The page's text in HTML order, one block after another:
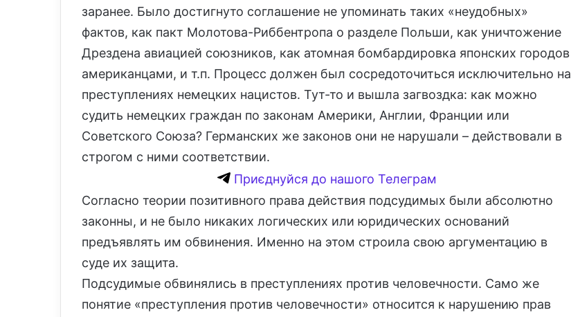
заранее. Было достигнуто соглашение не упоминать таких «неудобных»
фактов, как пакт Молотова-Риббентропа о разделе Польши, как уничтожение
Дрездена авиацией союзников, как атомная бомбардировка японских городов
американцами, и т.п. Процесс должен был сосредоточиться исключительно на
преступлениях немецких нацистов. Тут-то и вышла загвоздка: как можно
судить немецких граждан по законам Америки, Англии, Франции или
Советского Союза? Германских же законов они не нарушали – действовали в
строгом с ними соответствии.
Приєднуйся до нашого Телеграм
Согласно теории позитивного права действия подсудимых были абсолютно
законны, и не было никаких логических или юридических оснований
предъявлять им обвинения. Именно на этом строила свою аргументацию в
суде их защита.
Подсудимые обвинялись в преступлениях против человечности. Само же
понятие «преступления против человечности» относится к нарушению прав